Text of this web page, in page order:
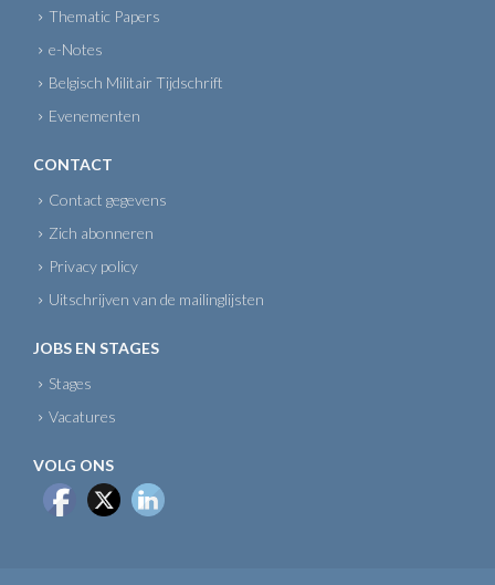
Thematic Papers
e-Notes
Belgisch Militair Tijdschrift
Evenementen
CONTACT
Contact gegevens
Zich abonneren
Privacy policy
Uitschrijven van de mailinglijsten
JOBS EN STAGES
Stages
Vacatures
VOLG ONS